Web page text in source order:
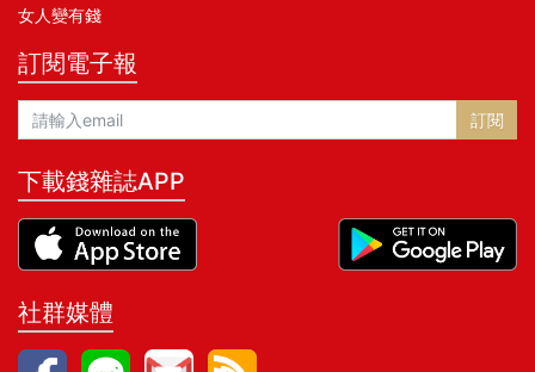
女人變有錢
訂閱電子報
訂閱
下載錢雜誌APP
社群媒體